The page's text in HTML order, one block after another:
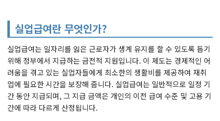
실업급여란 무엇인가?
실업급여는 일자리를 잃은 근로자가 생계 유지를 할 수 있도록 돕기
위해 정부에서 지급하는 금전적 지원입니다. 이 제도는 경제적인 어
려움을 겪고 있는 실업자들에게 최소한의 생활비를 제공하여 재취
업에 필요한 시간을 보장해 줍니다. 실업급여는 일반적으로 일정 기
간 동안 지급되며, 그 지급 금액은 개인의 이전 급여 수준 및 고용 기
간에 따라 다르게 산정됩니다.